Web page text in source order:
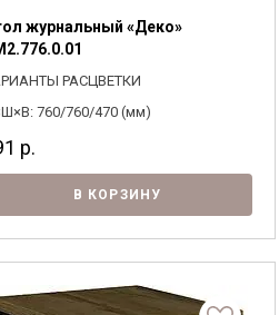
журнальный «Деко»
РАСЦВЕТКИ
760/760/470 (мм)
р.
В КОРЗИНУ